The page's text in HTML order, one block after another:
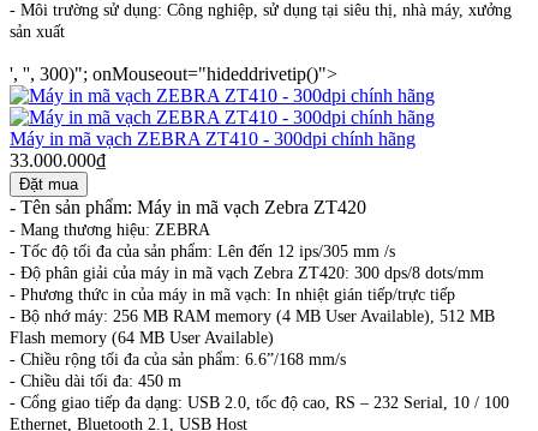
- Môi trường sử dụng: Công nghiệp, sử dụng tại siêu thị, nhà máy, xưởng
sản xuất
', '', 300)"; onMouseout="hideddrivetip()">
Máy in mã vạch ZEBRA ZT410 - 300dpi chính hãng
33.000.000₫
- Tên sản phẩm: Máy in mã vạch Zebra ZT420
- Mang thương hiệu: ZEBRA
- Tốc độ tối đa của sản phẩm: Lên đến 12 ips/305 mm /s
- Độ phân giải của máy in mã vạch Zebra ZT420: 300 dps/8 dots/mm
- Phương thức in của máy in mã vạch: In nhiệt gián tiếp/trực tiếp
- Bộ nhớ máy: 256 MB RAM memory (4 MB User Available), 512 MB
Flash memory (64 MB User Available)
- Chiều rộng tối đa của sản phẩm: 6.6”/168 mm/s
- Chiều dài tối đa: 450 m
- Cổng giao tiếp đa dạng: USB 2.0, tốc độ cao, RS – 232 Serial, 10 / 100
Ethernet, Bluetooth 2.1, USB Host